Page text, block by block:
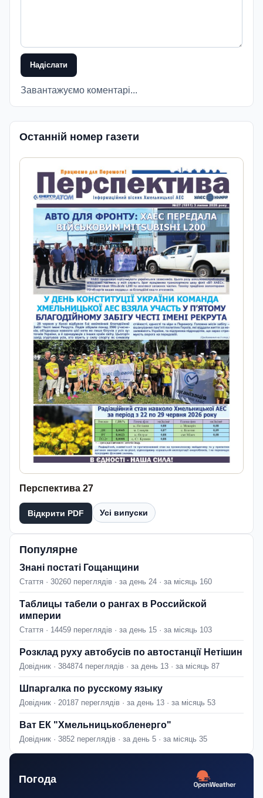
Надіслати
Завантажуємо коментарі...
Останній номер газети
Перспектива 27
Відкрити PDF Усі випуски
Популярне
Знані постаті Гощанщини
Стаття · 30260 переглядів · за день 24 · за місяць 160
Таблицы табели о рангах в Российской
империи
Стаття · 14459 переглядів · за день 15 · за місяць 103
Розклад руху автобусів по автостанції Нетішин
Довідник · 384874 переглядів · за день 13 · за місяць 87
Шпаргалка по русскому языку
Довідник · 20187 переглядів · за день 13 · за місяць 53
Ват ЕК "Хмельницькобленерго"
Довідник · 3852 переглядів · за день 5 · за місяць 35
Погода